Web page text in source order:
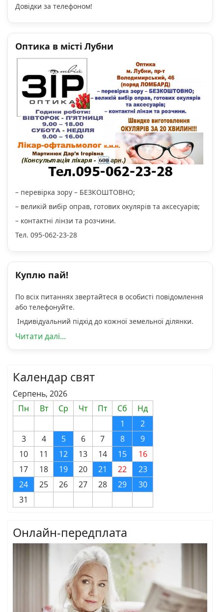
Довідки за телефоном!
Оптика в місті Лубни
– перевірка зору – БЕЗКОШТОВНО;
– великій вибір оправ, готових окулярів та аксесуарів;
– контактні лінзи та розчини.
Тел. 095-062-23-28
Куплю пай!
По всіх питаннях звертайтеся в особисті повідомлення
або телефонуйте.
Індивідуальний підхід до кожної земельної ділянки.
Читати далі...
Календар свят
Серпень, 2026
Пн
Вт Ср Чт Пт Сб
Нд
1
2
3
4 5 6 7 8
9
10
11 12 13 14 15
16
17
18 19 20 21 22
23
24
25 26 27 28 29
30
31
Онлайн-передплата